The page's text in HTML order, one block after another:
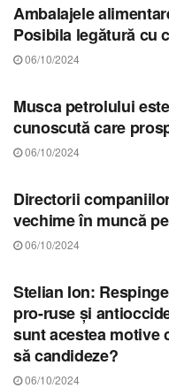
Ambalajele
Posibila legătură cu
06/10/2024
Musca petrolului
cunoscută care
06/10/2024
Directorii
vechime în muncă
06/10/2024
Stelian Ion:
pro-ruse și
sunt acestea motive
să candideze?
06/10/2024